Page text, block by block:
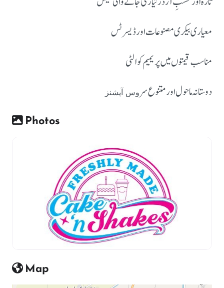
معیاری بیکری مصنوعات اور ڈیسرٹس
مناسب قیمتوں میں پریمیم کوالٹی
دوستانہ ماحول اور متنوع سروس آپشنز
Photos
Map